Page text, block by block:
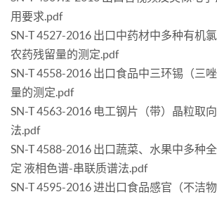
用要求.pdf
SN-T 4527-2016 出口中药材中多种有机
农药残留量的测定.pdf
SN-T 4558-2016 出口食品中三环锡（三
量的测定.pdf
SN-T 4563-2016 电工钢片（带）晶粒取
法.pdf
SN-T 4588-2016 出口蔬菜、水果中多种
定 液相色谱-串联质谱法.pdf
SN-T 4595-2016 进出口食品感官（不洁